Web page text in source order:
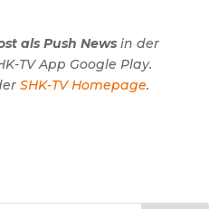
als Push Newsin der
TV App Google Play.
SHK-TV Homepage.